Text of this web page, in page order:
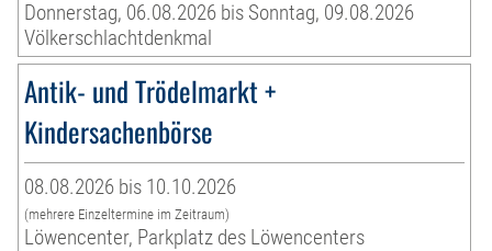
Donnerstag, 06.08.2026 bis Sonntag, 09.08.2026
Völkerschlachtdenkmal
Antik- und Trödelmarkt +
Kindersachenbörse
08.08.2026 bis 10.10.2026
(mehrere Einzeltermine im Zeitraum)
Löwencenter, Parkplatz des Löwencenters